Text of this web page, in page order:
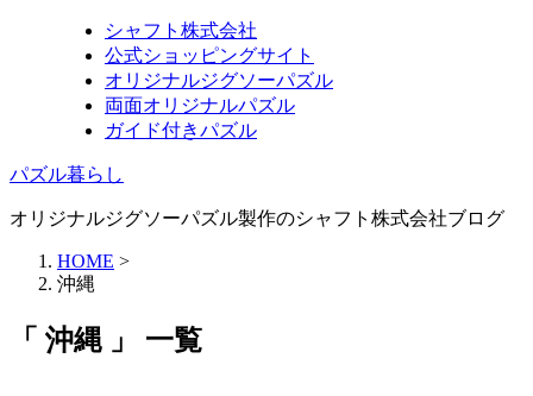
シャフト株式会社
公式ショッピングサイト
オリジナルジグソーパズル
両面オリジナルパズル
ガイド付きパズル
パズル暮らし
オリジナルジグソーパズル製作のシャフト株式会社ブログ
HOME >
沖縄
「 沖縄 」 一覧